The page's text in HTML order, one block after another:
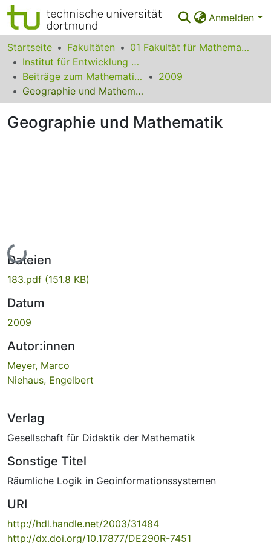
Anmelden
Bereiche & Sammlungen
Das gesamte Repositorium
Statistiken
FAQ
Startseite Fakultäten
01 Fakultät für Mathematik
Institut für Entwicklung und Erforschung des Mathematikunterrichts
Beiträge zum Mathematikunterricht
2009
Geographie und Mathematik
Geographie und Mathematik
Lade...
Dateien
183.pdf (151.8 KB)
Datum
2009
Autor:innen
Meyer, Marco
Niehaus, Engelbert
Verlag
Gesellschaft für Didaktik der Mathematik
Sonstige Titel
Räumliche Logik in Geoinformationssystemen
URI
http://hdl.handle.net/2003/31484
http://dx.doi.org/10.17877/DE290R-7451